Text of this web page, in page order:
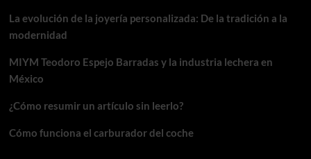
La evolución de la joyería personalizada: De la tradición a la
modernidad
MIYM Teodoro Espejo Barradas y la industria lechera en
México
¿Cómo resumir un artículo sin leerlo?
Cómo funciona el carburador del coche